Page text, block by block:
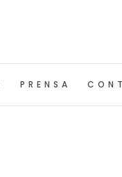
PRENSA